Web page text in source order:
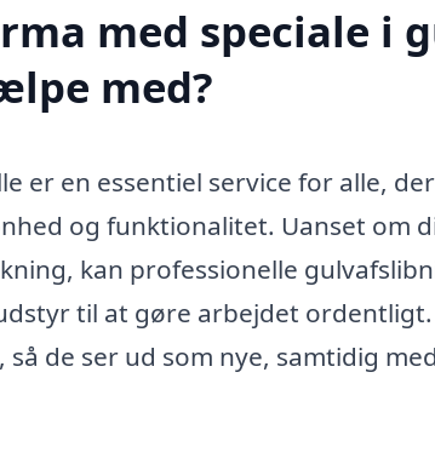
med speciale i
med?
er en essentiel service for alle,
og funktionalitet. Uanset om
kan professionelle
til at gøre arbejdet ordentligt.
de ser ud som nye, samtidig